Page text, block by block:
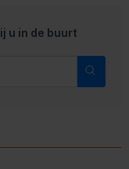
u in de buurt